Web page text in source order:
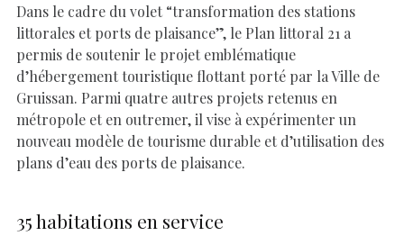
Dans le cadre du volet “transformation des stations
littorales et ports de plaisance”, le Plan littoral 21 a
permis de soutenir le projet emblématique
d’hébergement touristique flottant porté par la Ville de
Gruissan. Parmi quatre autres projets retenus en
métropole et en outremer, il vise à expérimenter un
nouveau modèle de tourisme durable et d’utilisation des
plans d’eau des ports de plaisance.
35 habitations en service